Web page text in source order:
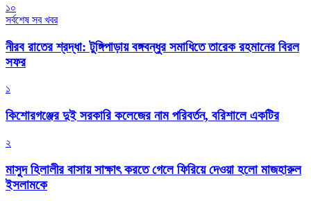
১০
সর্বশেষ সব খবর
নীরব রাতের শ্রদ্ধা: টুঙ্গিপাড়ায় বঙ্গবন্ধুর সমাধিতে তারেক রহমানের বিরল
সফর
১
কিশোরগঞ্জের দুই সরকারি কলেজের নাম পরিবর্তন, বরিশালে একটির
২
মাসুদ হিলালীর বাসায় সাক্ষাৎ করতে গেলে ফিরিয়ে দেওয়া হলো মাজহারুল
ইসলামকে